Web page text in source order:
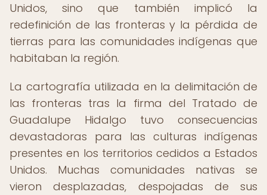
Unidos, sino que también implicó la
redefinición de las fronteras y la pérdida de
tierras para las comunidades indígenas que
habitaban la región.
La cartografía utilizada en la delimitación de
las fronteras tras la firma del Tratado de
Guadalupe Hidalgo tuvo consecuencias
devastadoras para las culturas indígenas
presentes en los territorios cedidos a Estados
Unidos. Muchas comunidades nativas se
vieron desplazadas, despojadas de sus